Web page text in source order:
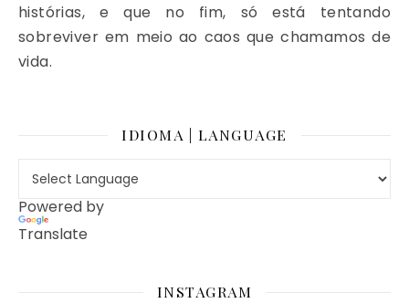
histórias, e que no fim, só está tentando
sobreviver em meio ao caos que chamamos de
vida.
IDIOMA | LANGUAGE
Powered by
Translate
INSTAGRAM